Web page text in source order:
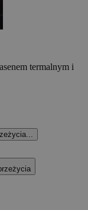
termalnym i